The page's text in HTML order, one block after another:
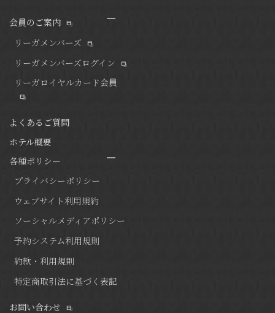
会員のご案内
リーガメンバーズ
リーガメンバーズログイン
リーガロイヤルカード会員
よくあるご質問
ホテル概要
各種ポリシー
プライバシーポリシー
ウェブサイト利用規約
ソーシャルメディアポリシー
予約システム利用規則
約款・利用規則
特定商取引法に基づく表記
お問い合わせ